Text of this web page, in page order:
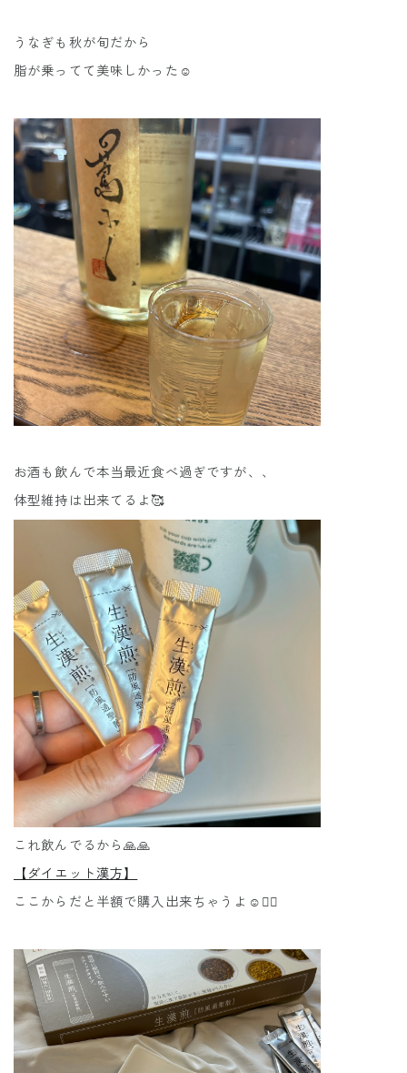
うなぎも秋が旬だから
脂が乗ってて美味しかった☺️
お酒も飲んで本当最近食べ過ぎですが、、
体型維持は出来てるよ🥰
これ飲んでるから🙏🙏
【ダイエット漢方】
ここからだと半額で購入出来ちゃうよ☺️❤️‍🔥